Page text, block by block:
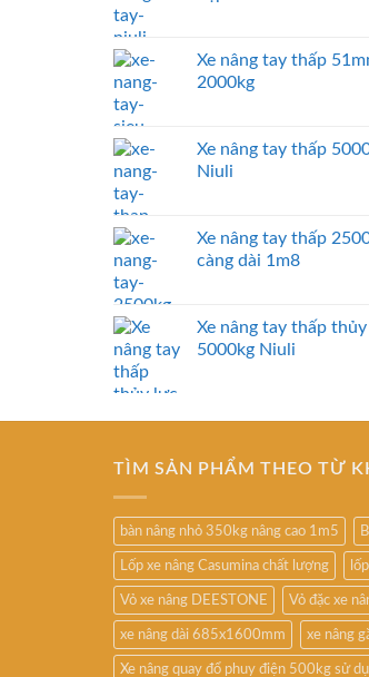
Xe nâng tay thấp
2000kg
Xe nâng tay thấp
Niuli
Xe nâng tay thấp
càng dài 1m8
Xe nâng tay thấp
5000kg Niuli
TÌM SẢN PHẨM THEO TỪ
bàn nâng nhỏ 350kg nâng cao 1m5
Lốp xe nâng Casumina chất lượng
Vỏ xe nâng DEESTONE Vỏ đặc xe
xe nâng dài 685x1600mm xe nâng
Xe nâng quay đổ phuy điện 500kg sử